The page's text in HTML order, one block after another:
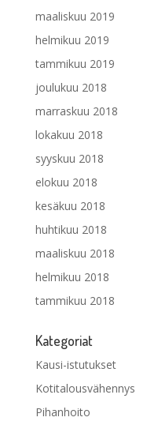
maaliskuu 2019
helmikuu 2019
tammikuu 2019
joulukuu 2018
marraskuu 2018
lokakuu 2018
syyskuu 2018
elokuu 2018
kesäkuu 2018
huhtikuu 2018
maaliskuu 2018
helmikuu 2018
tammikuu 2018
Kategoriat
Kausi-istutukset
Kotitalousvähennys
Pihanhoito